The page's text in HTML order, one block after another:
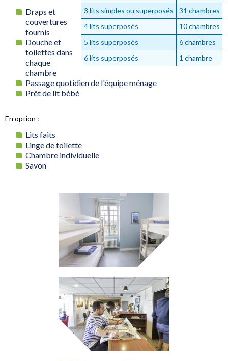
3 lits simples ou superposés
31 chambres
4 lits superposés
10 chambres
5 lits superposés
6 chambres
6 lits superposés
1 chambre
Draps et
couvertures
fournis
Douche et
toilettes dans
chaque
chambre
Passage quotidien de l'équipe ménage
Prêt de lit bébé
En option :
Lits faits
Linge de toilette
Chambre individuelle
Savon